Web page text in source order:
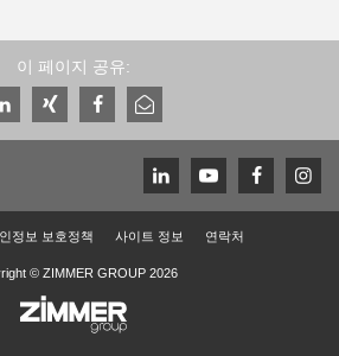
이 페이지 공유:
정보 보호정책 사이트 정보 연락처
© ZIMMER GROUP 2026